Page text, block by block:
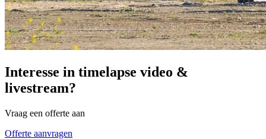
Interesse in timelapse video &
livestream?
Vraag een offerte aan
Offerte aanvragen